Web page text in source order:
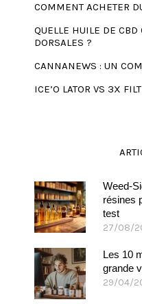
COMMENT ACHETER
QUELLE HUILE DE CBD
DORSALES ?
CANNANEWS : UN
ICE’O LATOR VS 3X
Weed-
résines
test
27/08/
Les 10
grande
29/04/